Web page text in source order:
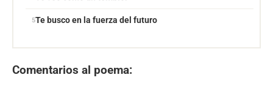
Te busco en la fuerza del futuro
Comentarios al poema: